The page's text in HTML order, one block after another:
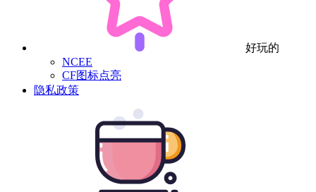
好玩的
NCEE
CF图标点亮
隐私政策